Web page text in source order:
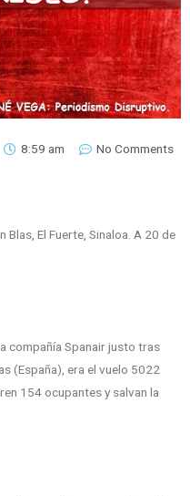
8:59 am No Comments
Blas, El Fuerte, Sinaloa. A 20 de
compañía Spanair justo tras
(España), era el vuelo 5022
154 ocupantes y salvan la